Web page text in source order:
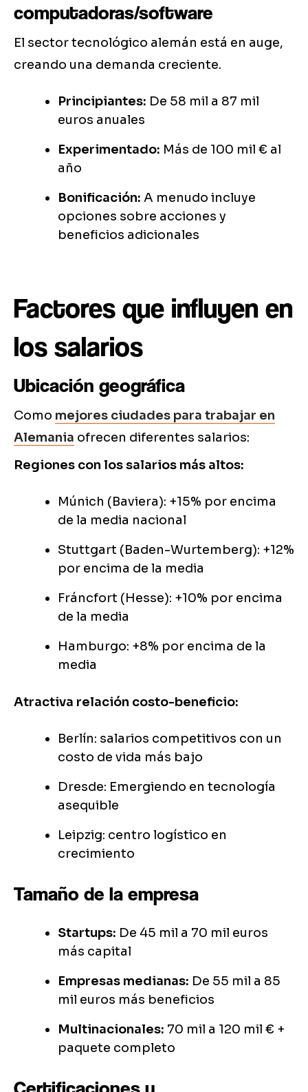
computadoras/software
El sector tecnológico alemán está en auge,
creando una demanda creciente.
Principiantes: De 58 mil a 87 mil
euros anuales
Experimentado: Más de 100 mil € al
año
Bonificación: A menudo incluye
opciones sobre acciones y
beneficios adicionales
Factores que influyen en
los salarios
Ubicación geográfica
Como mejores ciudades para trabajar en
Alemania ofrecen diferentes salarios:
Regiones con los salarios más altos:
Múnich (Baviera): +15% por encima
de la media nacional
Stuttgart (Baden-Wurtemberg): +12%
por encima de la media
Fráncfort (Hesse): +10% por encima
de la media
Hamburgo: +8% por encima de la
media
Atractiva relación costo-beneficio:
Berlín: salarios competitivos con un
costo de vida más bajo
Dresde: Emergiendo en tecnología
asequible
Leipzig: centro logístico en
crecimiento
Tamaño de la empresa
Startups: De 45 mil a 70 mil euros
más capital
Empresas medianas: De 55 mil a 85
mil euros más beneficios
Multinacionales: 70 mil a 120 mil € +
paquete completo